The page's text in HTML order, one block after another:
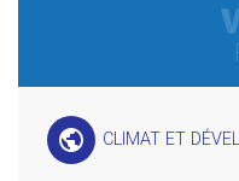
public CLIMAT ET